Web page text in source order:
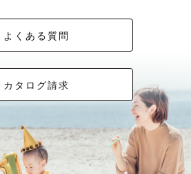
よくある質問
カタログ請求